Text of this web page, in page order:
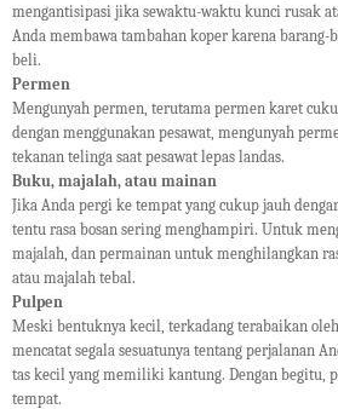
mengantisipasi jika sewaktu-waktu kunci rusak
Anda membawa tambahan koper karena barang-
beli.
Permen
Mengunyah permen, terutama permen karet
dengan menggunakan pesawat, mengunyah
tekanan telinga saat pesawat lepas landas.
Buku, majalah, atau mainan
Jika Anda pergi ke tempat yang cukup jauh
tentu rasa bosan sering menghampiri. Untuk
majalah, dan permainan untuk menghilangkan
atau majalah tebal.
Pulpen
Meski bentuknya kecil, terkadang terabaikan
mencatat segala sesuatunya tentang perjalanan
tas kecil yang memiliki kantung. Dengan begitu,
tempat.